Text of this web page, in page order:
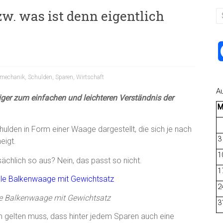
was ist denn eigentlich
Schulden Sparen Wirtschaft
zum einfachen und leichteren Verständnis der
in Form einer Waage dargestellt, die sich je nach
so aus? Nein, das passt so nicht.
Balkenwaage mit Gewichtsatz
muss, dass hinter jedem Sparen auch eine
M
3